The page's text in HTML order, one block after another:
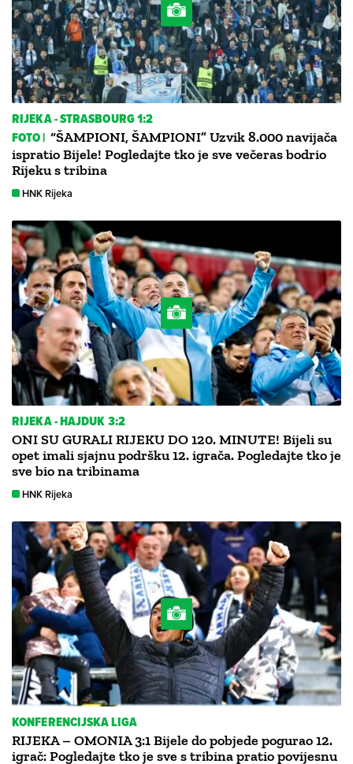
RIJEKA - STRASBOURG 1:2
FOTO | “ŠAMPIONI, ŠAMPIONI” Uzvik 8.000 navijača
ispratio Bijele! Pogledajte tko je sve večeras bodrio
Rijeku s tribina
HNK Rijeka
RIJEKA - HAJDUK 3:2
ONI SU GURALI RIJEKU DO 120. MINUTE! Bijeli su
opet imali sjajnu podršku 12. igrača. Pogledajte tko je
sve bio na tribinama
HNK Rijeka
KONFERENCIJSKA LIGA
RIJEKA – OMONIA 3:1 Bijele do pobjede pogurao 12.
igrač: Pogledajte tko je sve s tribina pratio povijesnu